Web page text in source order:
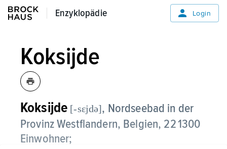
Enzyklopädie
Enzyklopädie Login
Koksijde
Koksijde [-sεjdə], Nordseebad in der
Provinz Westflandern, Belgien, 22 1300
Einwohner;